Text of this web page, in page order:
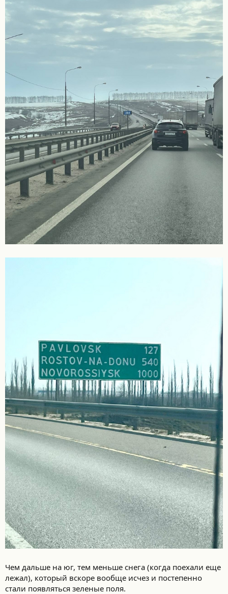
Чем дальше на юг, тем меньше снега (когда поехали еще
лежал), который вскоре вообще исчез и постепенно
стали появляться зеленые поля.